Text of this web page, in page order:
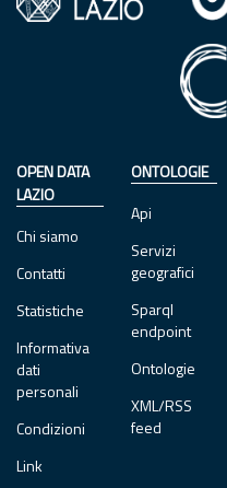
OPEN DATA
LAZIO
Chi siamo
Contatti
Statistiche
Informativa
dati
personali
Condizioni
Link
ONTOLOGIE
Api
Servizi
geografici
Sparql
endpoint
Ontologie
XML/RSS
feed